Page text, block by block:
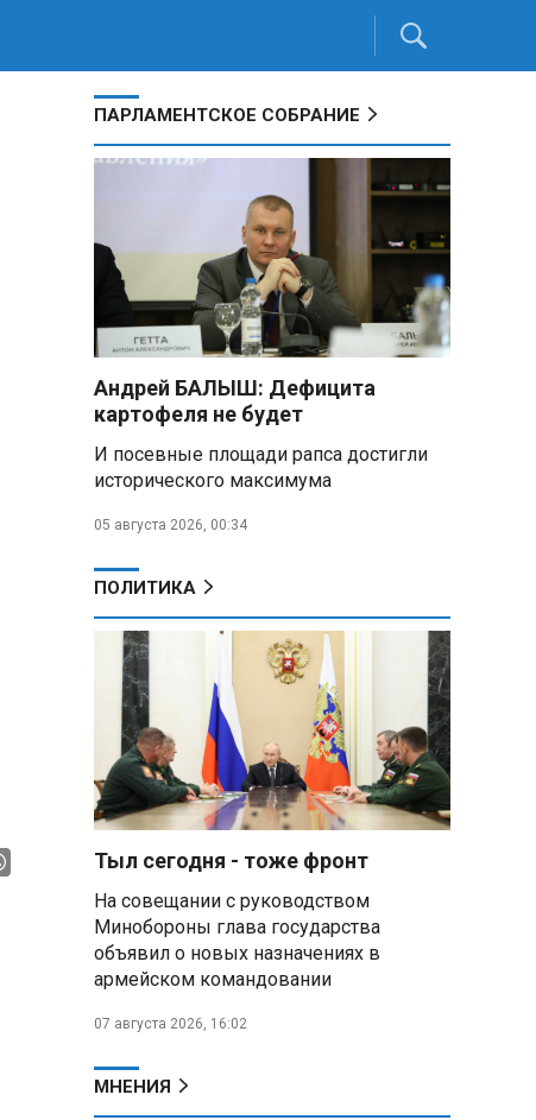
ПАРЛАМЕНТСКОЕ СОБРАНИЕ
Андрей БАЛЫШ: Дефицита
картофеля не будет
И посевные площади рапса достигли
исторического максимума
05 августа 2026, 00:34
ПОЛИТИКА
Тыл сегодня - тоже фронт
На совещании с руководством
Минобороны глава государства
объявил о новых назначениях в
армейском командовании
07 августа 2026, 16:02
МНЕНИЯ